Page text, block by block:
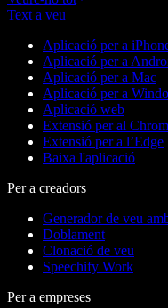
Text a veu
Aplicació per a
Aplicació per a
Aplicació per a Mac
Aplicació per a
Aplicació web
Extensió per al
Extensió per a l’Edge
Baixa l'aplicació
Per a creadors
Generador de veu
Doblament
Clonació de veu
Speechify Work
Per a empreses